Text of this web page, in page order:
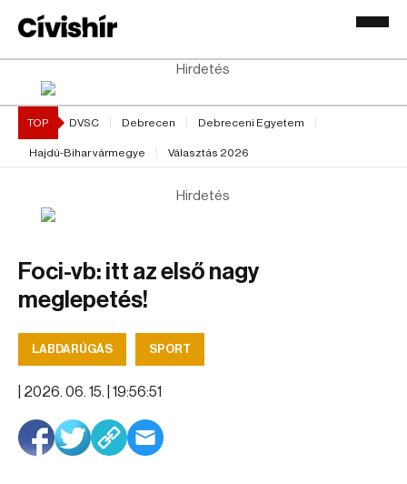
Hirdetés
TOP DVSC Debrecen Debreceni Egyetem
Hajdú-Bihar vármegye Választás 2026
Hirdetés
Foci-vb: itt az első nagy
meglepetés!
LABDARÚGÁS SPORT
2026. 06. 15. | 19:56:51